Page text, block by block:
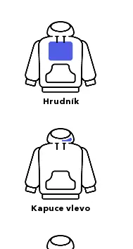
Hrudník
Kapuce vlevo